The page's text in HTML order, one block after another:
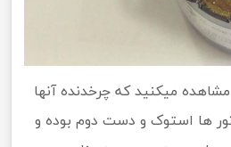
میکنید که چرخدنده آنها
ها استوک و دست دوم بوده و